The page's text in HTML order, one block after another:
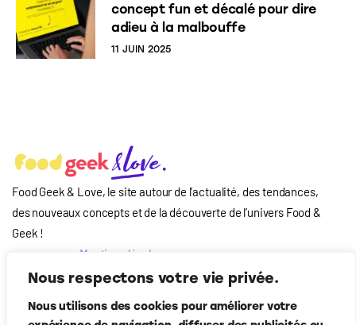
Nous respectons votre vie privée.
Nous utilisons des cookies pour améliorer votre
concept fun et décalé pour dire
adieu à la malbouffe
11 JUIN 2025
Food Geek & Love, le site autour de l’actualité, des tendances,
des nouveaux concepts et de la découverte de l’univers Food&
Geek !
Mentions légales
Qui-sommes nous
Contact